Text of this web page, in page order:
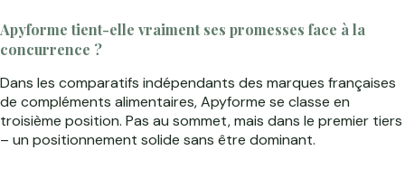
Apyforme tient-elle vraiment ses promesses face à la
concurrence ?
Dans les comparatifs indépendants des marques françaises
de compléments alimentaires, Apyforme se classe en
troisième position. Pas au sommet, mais dans le premier tiers
– un positionnement solide sans être dominant.